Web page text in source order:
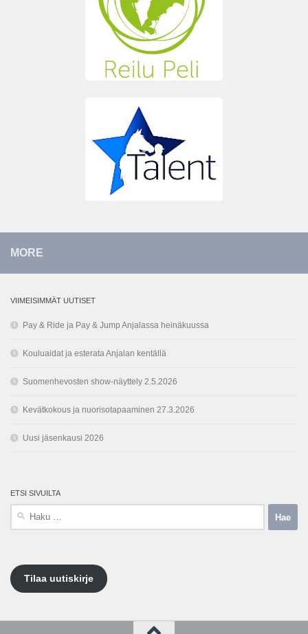
MORE
VIIMEISIMMÄT UUTISET
Pay & Ride ja Pay & Jump Anjalassa heinäkuussa
Kouluaidat ja esterata Anjalan kentällä
Suomenhevosten show-näyttely 2.5.2026
Kevätkokous ja nuorisotapaaminen 27.3.2026
Uusi jäsenkausi 2026
ETSI SIVUILTA
Tilaa uutiskirje